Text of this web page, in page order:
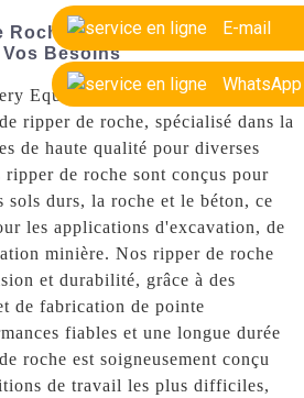
E-mail
WhatsApp
OEM : Un Fabricant De
Vos Besoins
Equipment Co., Ltd. est un
ripper de roche, spécialisé dans la
de haute qualité pour diverses
de roche sont conçus pour
sols durs, la roche et le béton, ce
les applications d'excavation, de
minière. Nos ripper de roche
et durabilité, grâce à des
de fabrication de pointe
fiables et une longue durée
roche est soigneusement conçu
de travail les plus difficiles,